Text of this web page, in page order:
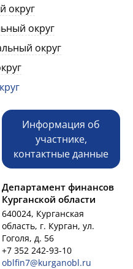
округ
округ
округ
Информация об
участнике,
контактные данные
Департамент финансов
Курганской области
640024, Курганская
область, г. Курган, ул.
Гоголя, д. 56
+7 352 242-93-10
oblfin7@kurganobl.ru